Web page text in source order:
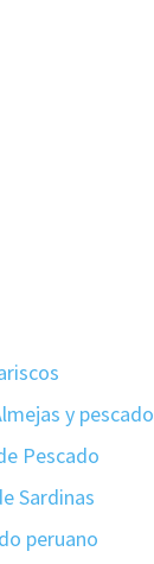
y pescado
Pescado
Sardinas
peruano